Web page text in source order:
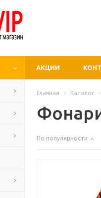
АКЦИИ
Главная - Каталог -
По популярности